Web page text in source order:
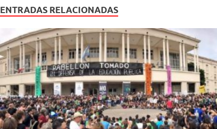
e
o
o
k
er s
A
p
p
ENTRADAS RELACIONADAS